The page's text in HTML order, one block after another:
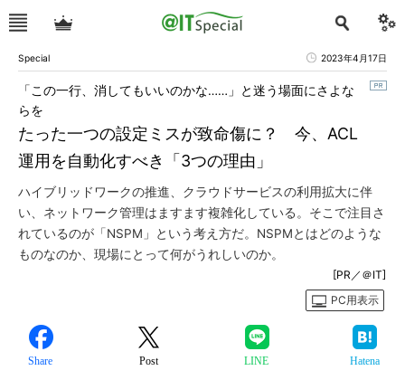
Special 2023年4月17日
たった一つの設定ミスが致命傷に？ 今、ACL
運用を自動化すべき「3つの理由」
「この一行、消してもいいのかな……」と迷う場面にさよな
らを
ハイブリッドワークの推進、クラウドサービスの利用拡大に伴
い、ネットワーク管理はますます複雑化している。そこで注目さ
れているのが「NSPM」という考え方だ。NSPMとはどのような
ものなのか、現場にとって何がうれしいのか。
[PR／＠IT]
PC用表示
Share Post LINE Hatena